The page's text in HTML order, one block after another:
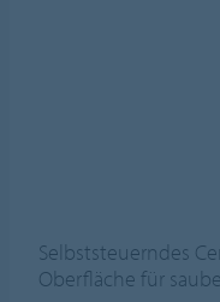
Selbststeuerndes
Oberfläche für